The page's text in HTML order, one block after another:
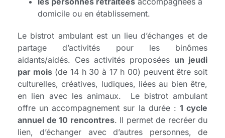
domicile ou en établissement.
Le bistrot ambulant est un lieu d’échanges et de
partage d’activités pour les binômes
aidants/aidés. Ces activités proposées un jeudi
par mois(de 14 h 30 à 17 h 00) peuvent être soit
culturelles, créatives, ludiques, liées au bien être,
en lien avec les animaux. Le bistrot ambulant
offre un accompagnement sur la durée : 1 cycle
annuel de 10 rencontres. Il permet de recréer du
lien, d’échanger avec d’autres personnes, de